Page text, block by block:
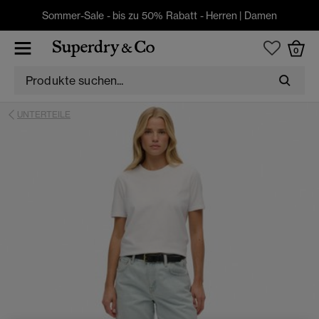
Sommer-Sale - bis zu 50% Rabatt - Herren | Damen
0
UNTERTEILE